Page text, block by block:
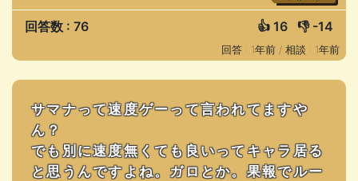
回答数 : 76 👍 16 👎 -14
回答 : 1年前 / 相談 : 1年前
サマナって速度ゲーって言われてますや
ん？
でも別に速度無くても良いってキャラ居る
と思うんですよね。ガロとか。果報でルー